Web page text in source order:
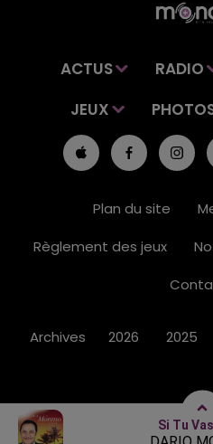
Si Tu
ACTUS RADIO
JEUX
Plan du site
Règlement des jeux
Archives 2026 2025